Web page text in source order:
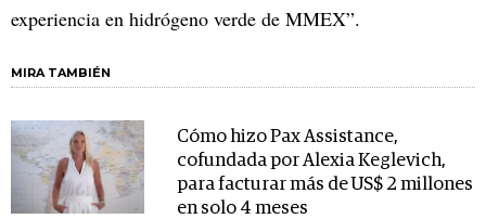
experiencia en hidrógeno verde de MMEX”.
MIRA TAMBIÉN
Cómo hizo Pax Assistance,
cofundada por Alexia Keglevich,
para facturar más de US$ 2 millones
en solo 4 meses